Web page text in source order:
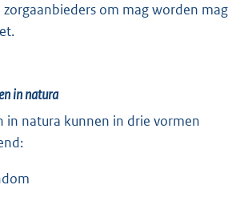
zorgaanbieders om mag worden mag
in natura
in natura kunnen in drie vormen